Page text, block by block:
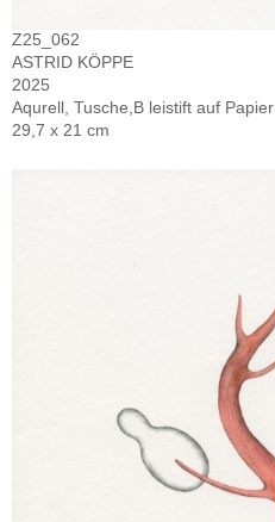
Z25_062
ASTRID KÖPPE
2025
Aqurell, Tusche,B leistift auf Papier
29,7 x 21 cm